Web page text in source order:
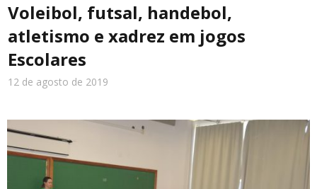
Voleibol, futsal, handebol,
atletismo e xadrez em jogos
Escolares
12 de agosto de 2019